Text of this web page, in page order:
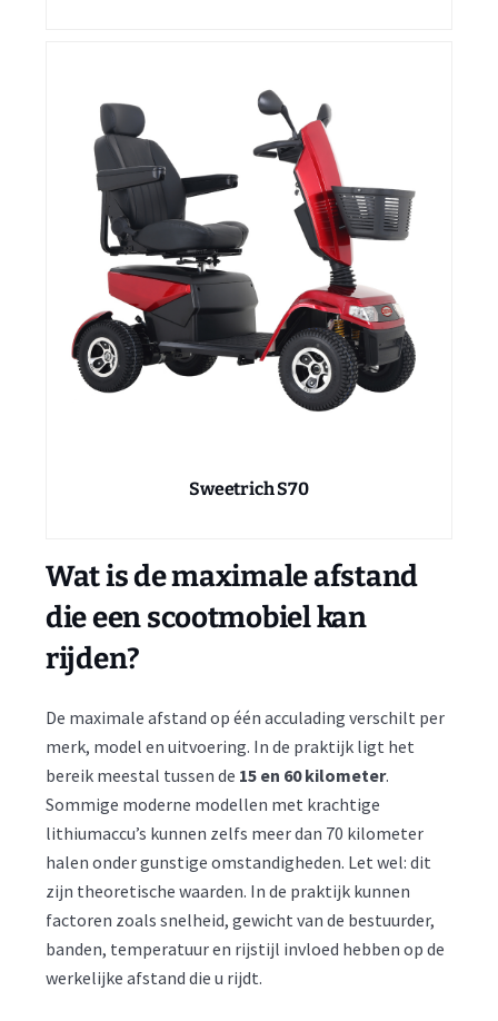
Sweetrich S70
Wat is de maximale afstand
die een scootmobiel kan
rijden?
De maximale afstand op één acculading verschilt per
merk, model en uitvoering. In de praktijk ligt het
bereik meestal tussen de 15 en 60 kilometer.
Sommige moderne modellen met krachtige
lithiumaccu’s kunnen zelfs meer dan 70 kilometer
halen onder gunstige omstandigheden. Let wel: dit
zijn theoretische waarden. In de praktijk kunnen
factoren zoals snelheid, gewicht van de bestuurder,
banden, temperatuur en rijstijl invloed hebben op de
werkelijke afstand die u rijdt.